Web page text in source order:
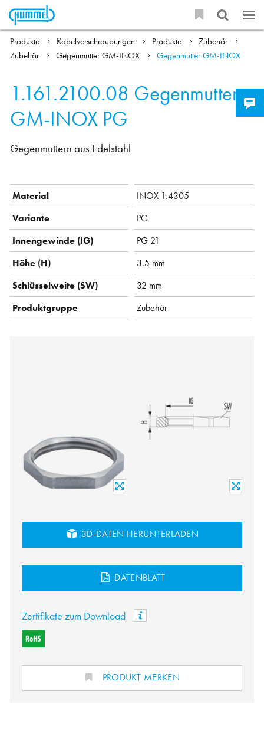
Produkte Kabelverschraubungen Produkte
Zubehör
Zubehör
Gegenmutter GM-INOX Gegenmutter GM-INOX
1.161.2100.08 Gegenmutter
GM-INOX PG
Gegenmuttern aus Edelstahl
Material
INOX 1.4305
Variante
PG
Innengewinde (IG)
PG 21
Höhe (H)
3.5 mm
Schlüsselweite (SW)
32 mm
Produktgruppe
Zubehör
3D-DATEN HERUNTERLADEN
DATENBLATT
Zertifikate zum Download
PRODUKT MERKEN